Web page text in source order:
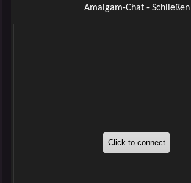
Amalgam-Chat - Schließen